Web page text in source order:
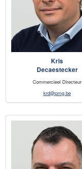
Kris
Decaestecker
Commercieel Directeur
krd@pmg.be